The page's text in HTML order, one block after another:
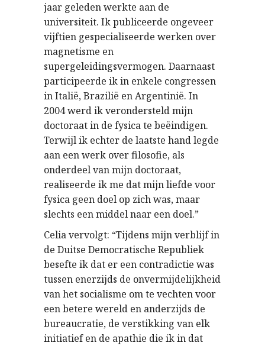
jaar geleden werkte aan de
universiteit. Ik publiceerde ongeveer
vijftien gespecialiseerde werken over
magnetisme en
supergeleidingsvermogen. Daarnaast
participeerde ik in enkele congressen
in Italië, Brazilië en Argentinië. In
2004 werd ik verondersteld mijn
doctoraat in de fysica te beëindigen.
Terwijl ik echter de laatste hand legde
aan een werk over filosofie, als
onderdeel van mijn doctoraat,
realiseerde ik me dat mijn liefde voor
fysica geen doel op zich was, maar
slechts een middel naar een doel.”
Celia vervolgt: “Tijdens mijn verblijf in
de Duitse Democratische Republiek
besefte ik dat er een contradictie was
tussen enerzijds de onvermijdelijkheid
van het socialisme om te vechten voor
een betere wereld en anderzijds de
bureaucratie, de verstikking van elk
initiatief en de apathie die ik in dat